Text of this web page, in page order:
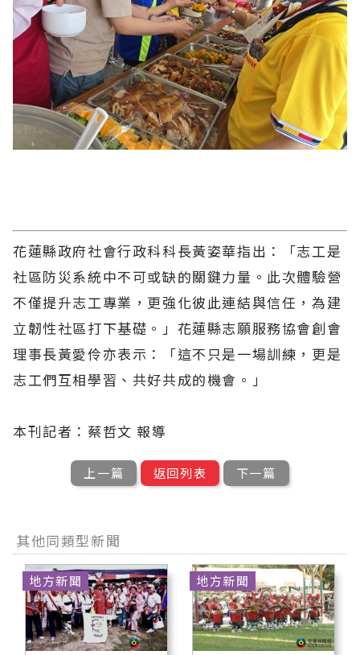
花蓮縣政府社會行政科科長黃姿華指出：「志工是
社區防災系統中不可或缺的關鍵力量。此次體驗營
不僅提升志工專業，更強化彼此連結與信任，為建
立韌性社區打下基礎。」花蓮縣志願服務協會創會
理事長黃愛伶亦表示：「這不只是一場訓練，更是
志工們互相學習、共好共成的機會。」
本刊記者：蔡哲文 報導
上一篇 返回列表 下一篇
其他同類型新聞
地方新聞 地方新聞